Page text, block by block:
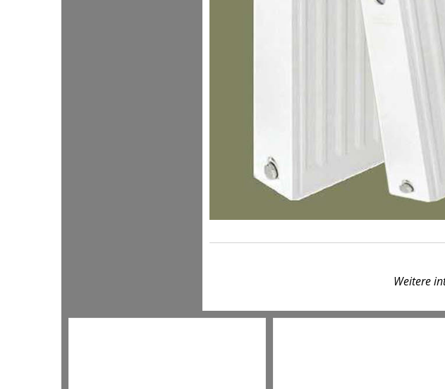
Weitere